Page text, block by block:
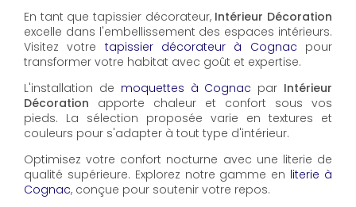
En tant que tapissier décorateur, Intérieur Décoration
excelle dans l'embellissement des espaces intérieurs.
Visitez votre tapissier décorateur à Cognac pour
transformer votre habitat avec goût et expertise.
L'installation de moquettes à Cognac par Intérieur
Décoration apporte chaleur et confort sous vos
pieds. La sélection proposée varie en textures et
couleurs pour s'adapter à tout type d'intérieur.
Optimisez votre confort nocturne avec une literie de
qualité supérieure. Explorez notre gamme en literie à
Cognac, conçue pour soutenir votre repos.